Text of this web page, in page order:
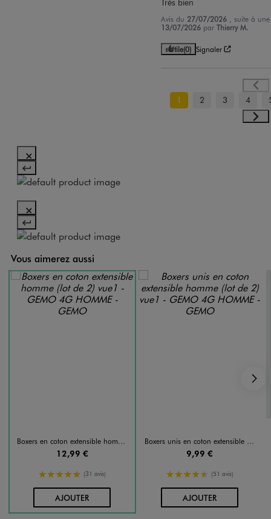
Avis du 27/07/2026 , suite à
13/07/2026 parThierry M.
Utile(0) Signaler
1 2 3 4
Vous aimerez aussi
Boxers en coton extensible homme (lot de 2)
12,99 €
5/5 de moyenne
(31 avis)
AJOUTERAU PANIER
Boxers unis en coton extensible homme (lot de 2)
9,99 €
4.5/5 de moyenne
(51 avis)
AJOUTERAU PANIER